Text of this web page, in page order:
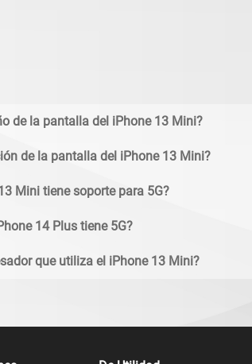
de la pantalla del iPhone 13 Mini?
de la pantalla del iPhone 13 Mini?
Mini tiene soporte para 5G?
14 Plus tiene 5G?
que utiliza el iPhone 13 Mini?